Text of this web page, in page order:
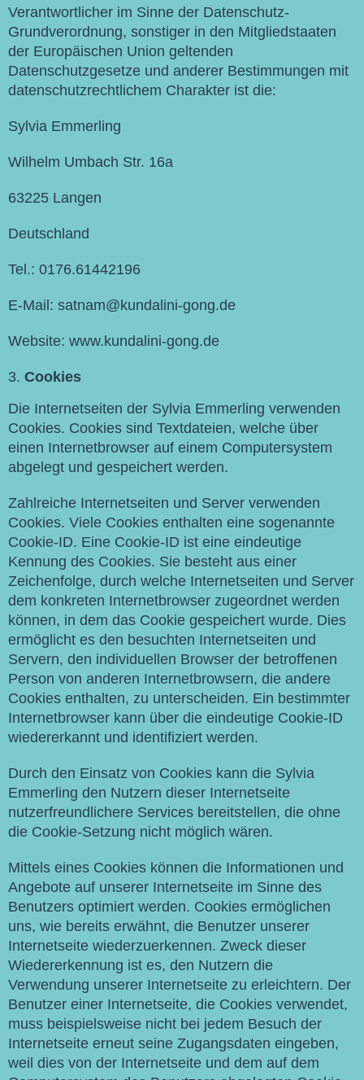
Verantwortlicher im Sinne der Datenschutz-
Grundverordnung, sonstiger in den Mitgliedstaaten
der Europäischen Union geltenden
Datenschutzgesetze und anderer Bestimmungen mit
datenschutzrechtlichem Charakter ist die:
Sylvia Emmerling
Wilhelm Umbach Str. 16a
63225 Langen
Deutschland
Tel.: 0176.61442196
E-Mail: satnam@kundalini-gong.de
Website: www.kundalini-gong.de
Cookies
Die Internetseiten der Sylvia Emmerling verwenden
Cookies. Cookies sind Textdateien, welche über
einen Internetbrowser auf einem Computersystem
abgelegt und gespeichert werden.
Zahlreiche Internetseiten und Server verwenden
Cookies. Viele Cookies enthalten eine sogenannte
Cookie-ID. Eine Cookie-ID ist eine eindeutige
Kennung des Cookies. Sie besteht aus einer
Zeichenfolge, durch welche Internetseiten und Server
dem konkreten Internetbrowser zugeordnet werden
können, in dem das Cookie gespeichert wurde. Dies
ermöglicht es den besuchten Internetseiten und
Servern, den individuellen Browser der betroffenen
Person von anderen Internetbrowsern, die andere
Cookies enthalten, zu unterscheiden. Ein bestimmter
Internetbrowser kann über die eindeutige Cookie-ID
wiedererkannt und identifiziert werden.
Durch den Einsatz von Cookies kann die Sylvia
Emmerling den Nutzern dieser Internetseite
nutzerfreundlichere Services bereitstellen, die ohne
die Cookie-Setzung nicht möglich wären.
Mittels eines Cookies können die Informationen und
Angebote auf unserer Internetseite im Sinne des
Benutzers optimiert werden. Cookies ermöglichen
uns, wie bereits erwähnt, die Benutzer unserer
Internetseite wiederzuerkennen. Zweck dieser
Wiedererkennung ist es, den Nutzern die
Verwendung unserer Internetseite zu erleichtern. Der
Benutzer einer Internetseite, die Cookies verwendet,
muss beispielsweise nicht bei jedem Besuch der
Internetseite erneut seine Zugangsdaten eingeben,
weil dies von der Internetseite und dem auf dem